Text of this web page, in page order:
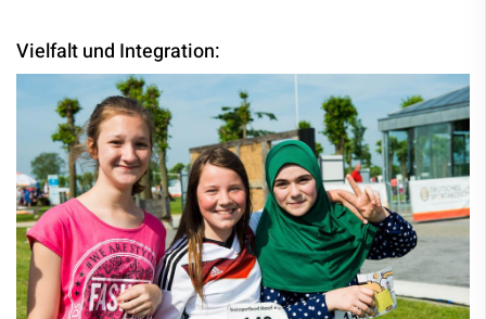
Vielfalt und Integration: